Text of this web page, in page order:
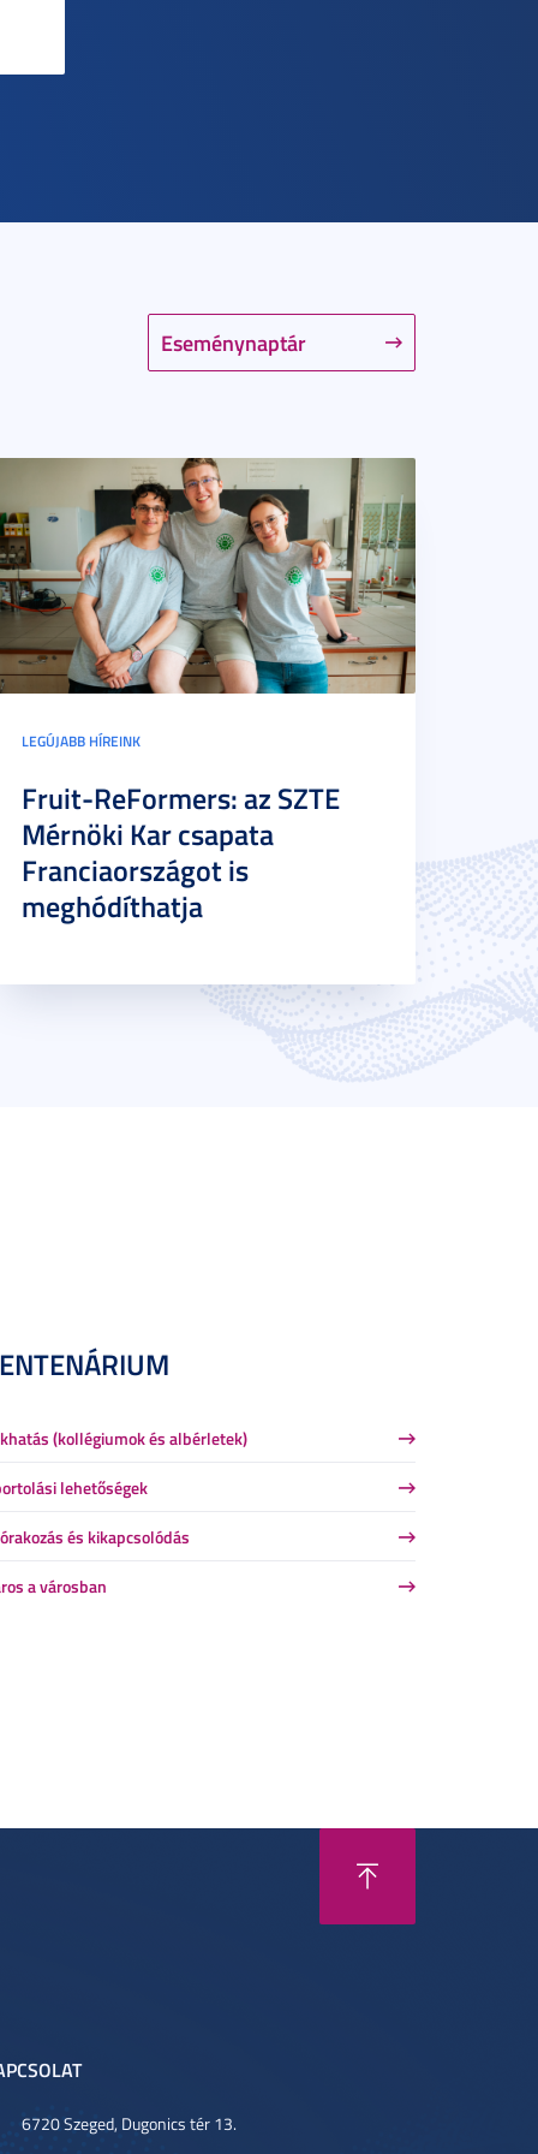
Eseménynaptár
LEGÚJABB HÍREINK
Fruit-ReFormers: az SZTE
Mérnöki Kar csapata
Franciaországot is
meghódíthatja
(kollégiumok és albérletek)
lehetőségek
és kikapcsolódás
a városban
6720 Szeged, Dugonics tér 13.